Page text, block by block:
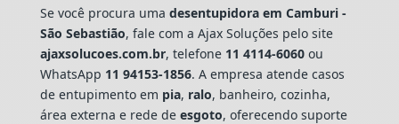
Se você procura uma desentupidora em Camburi -
São Sebastião, fale com a Ajax Soluções pelo site
ajaxsolucoes.com.br, telefone 11 4114-6060ou
WhatsApp 11 94153-1856. A empresa atende casos
de entupimento em pia, ralo, banheiro, cozinha,
área externa e rede de esgoto, oferecendo suporte